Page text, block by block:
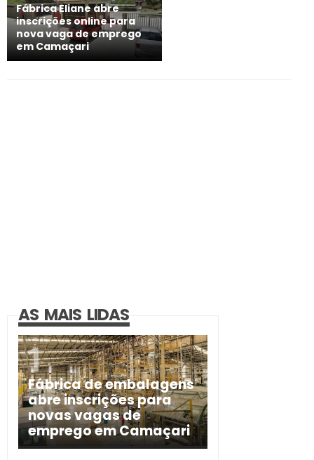
Fábrica Eliane abre
inscrições online para
nova vaga de emprego
em Camaçari
AS MAIS LIDAS
Fábrica de embalagens
abre inscrições para
novas vagas de
emprego em Camaçari